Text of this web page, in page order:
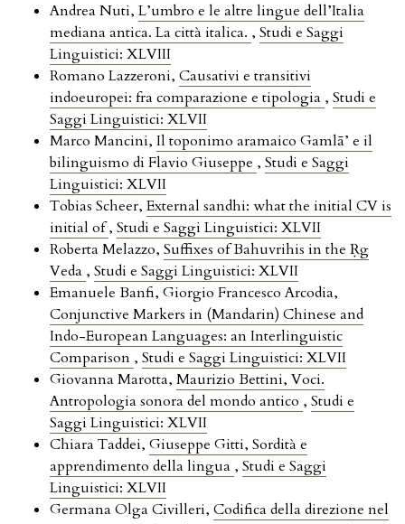
Andrea Nuti, L’umbro e le altre lingue dell’Italia
mediana antica. La città italica. , Studi e Saggi
Linguistici: XLVIII
Romano Lazzeroni, Causativi e transitivi
indoeuropei: fra comparazione e tipologia , Studi e
Saggi Linguistici: XLVII
Marco Mancini, Il toponimo aramaico Gamlā’ e il
bilinguismo di Flavio Giuseppe , Studi e Saggi
Linguistici: XLVII
Tobias Scheer,External sandhi: what the initial CV is
initial of, Studi e Saggi Linguistici: XLVII
Roberta Melazzo, Suffixes of Bahuvrihis in the Ṛg
Veda , Studi e Saggi Linguistici: XLVII
Emanuele Banfi, Giorgio Francesco Arcodia,
Conjunctive Markers in (Mandarin) Chinese and
Indo-European Languages: an Interlinguistic
Comparison , Studi e Saggi Linguistici: XLVII
Giovanna Marotta, Maurizio Bettini, Voci.
Antropologia sonora del mondo antico , Studi e
Saggi Linguistici: XLVII
Chiara Taddei, Giuseppe Gitti, Sordità e
apprendimento della lingua , Studi e Saggi
Linguistici: XLVII
Germana Olga Civilleri, Codifica della direzione nel